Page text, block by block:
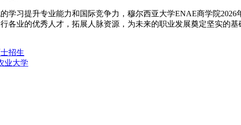
学习提升专业能力和国际竞争力，穆尔西亚大学ENAE商学院2026
各业的优秀人才，拓展人脉资源，为未来的职业发展奠定坚实的
招生
业大学